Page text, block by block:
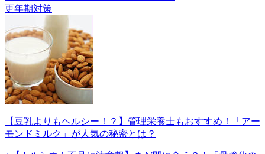
更年期対策
【豆乳よりもヘルシー！？】管理栄養士もおすすめ！「アー
モンドミルク」が人気の秘密とは？